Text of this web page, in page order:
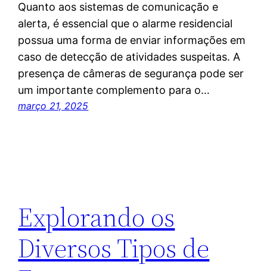
Quanto aos sistemas de comunicação e
alerta, é essencial que o alarme residencial
possua uma forma de enviar informações em
caso de detecção de atividades suspeitas. A
presença de câmeras de segurança pode ser
um importante complemento para o…
março 21, 2025
Explorando os
Diversos Tipos de